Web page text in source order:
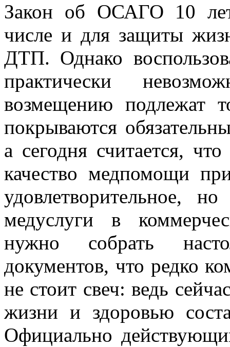
Закон об ОСАГО 10 лет
числе и для защиты
ДТП. Однако
практически
возмещению подлежат
покрываются
а сегодня считается,
качество медпомощи
удовлетворительное,
медуслуги в
нужно собрать
документов, что редко
не стоит свеч: ведь
жизни и здоровью
Официально